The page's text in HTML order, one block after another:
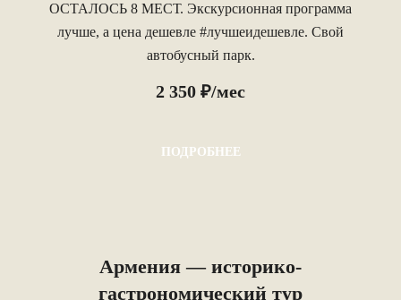
ОСТАЛОСЬ 8 МЕСТ. Экскурсионная программа
лучше, а цена дешевле #лучшеидешевле. Свой
автобусный парк.
2 350 ₽/мес
ПОДРОБНЕЕ
Армения — историко-
гастрономический тур